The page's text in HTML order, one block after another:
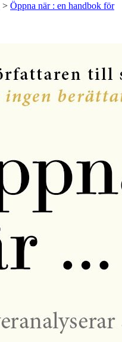
> Öppna när : en handbok för